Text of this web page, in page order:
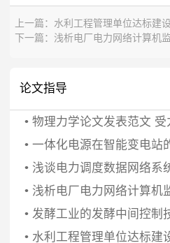
上一篇： 水利工程管理单位达标建
下一篇： 浅析电厂电力网络计算机
论文指导
• 物理力学论文发表范文
• 一体化电源在智能变电站
• 浅谈电力调度数据网络系
• 浅析电厂电力网络计算机
• 发酵工业的发酵中间控制
• 水利工程管理单位达标建